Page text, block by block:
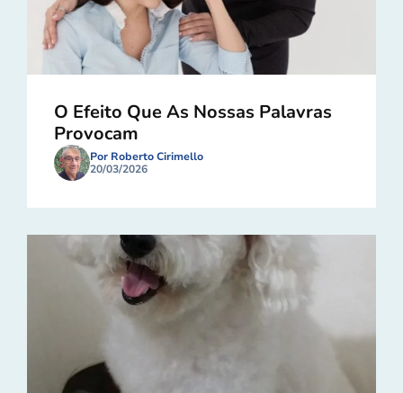
O Efeito Que As Nossas Palavras
Provocam
Por Roberto Cirimello
20/03/2026